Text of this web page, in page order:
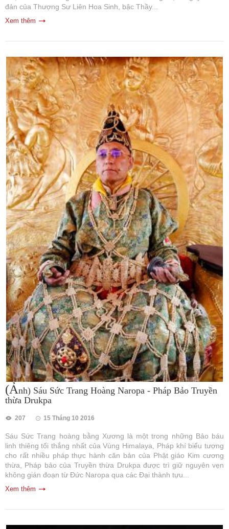
đản của Thượng Sư Liên Hoa Sinh, bậc Thầy...
Xem thêm
(Ảnh) Sáu Sức Trang Hoàng Naropa - Pháp Bảo Truyền
thừa Drukpa
207 15 Tháng 10 2016
Sáu Sức Trang hoàng bằng Xương là một trong những Bảo báu
linh thiêng tối thắng nhất của Vùng Himalaya, Pháp khí biểu tượng
cho rất nhiều pháp thực hành căn bản của Phật giáo Kim cương
thừa, Pháp bảo của Truyền thừa Drukpa được trì giữ nguyên vẹn
không gián đoạn từ Đức Naropa qua các Đại thành tựu...
Xem thêm